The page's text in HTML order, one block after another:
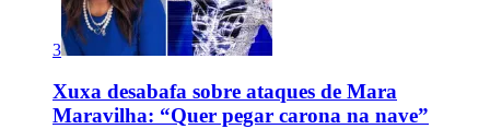
3
Xuxa desabafa sobre ataques de Mara
Maravilha: “Quer pegar carona na nave”